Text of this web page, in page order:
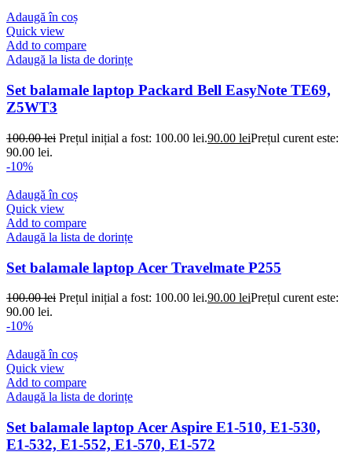
Adaugă în coș
Quick view
Add to compare
Adaugă la lista de dorințe
Set balamale laptop Packard Bell EasyNote TE69,
Z5WT3
100.00lei Prețul inițial a fost: 100.00 lei.90.00 leiPrețul curent este:
90.00 lei.
-10%
Adaugă în coș
Quick view
Add to compare
Adaugă la lista de dorințe
Set balamale laptop Acer Travelmate P255
100.00lei Prețul inițial a fost: 100.00 lei.90.00 leiPrețul curent este:
90.00 lei.
-10%
Adaugă în coș
Quick view
Add to compare
Adaugă la lista de dorințe
Set balamale laptop Acer Aspire E1-510, E1-530,
E1-532, E1-552, E1-570, E1-572